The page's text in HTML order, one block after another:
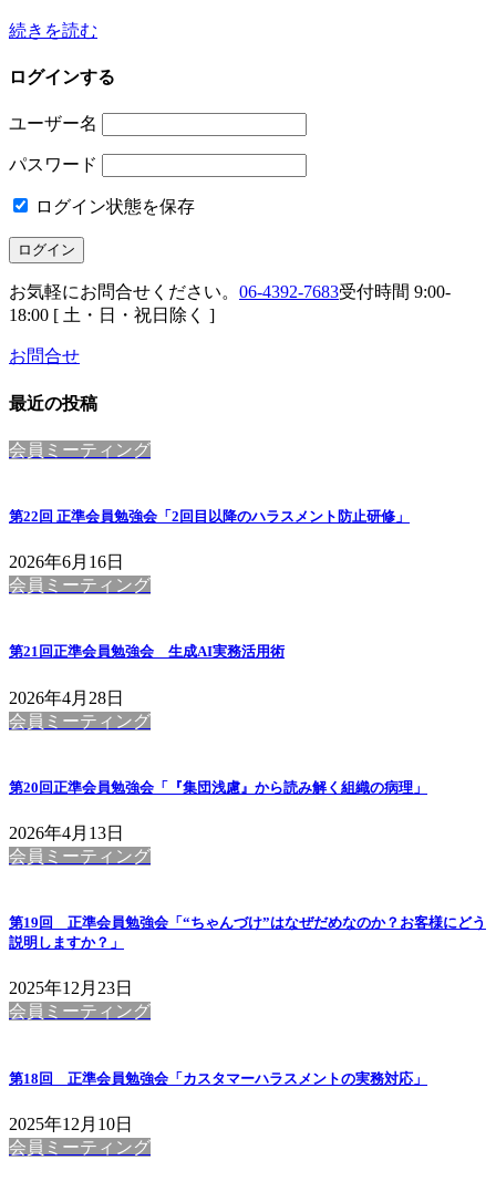
続きを読む
ログインする
ユーザー名
パスワード
ログイン状態を保存
お気軽にお問合せください。 06-4392-7683受付時間 9:00-
18:00 [ 土・日・祝日除く ]
お問合せ
最近の投稿
会員ミーティング
第22回 正準会員勉強会「2回目以降のハラスメント防止研修」
2026年6月16日
会員ミーティング
第21回正準会員勉強会 生成AI実務活用術
2026年4月28日
会員ミーティング
第20回正準会員勉強会「『集団浅慮』から読み解く組織の病理」
2026年4月13日
会員ミーティング
第19回 正準会員勉強会「“ちゃんづけ”はなぜだめなのか？お客様にどう
説明しますか？」
2025年12月23日
会員ミーティング
第18回 正準会員勉強会「カスタマーハラスメントの実務対応」
2025年12月10日
会員ミーティング